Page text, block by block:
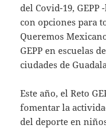
del Covid-19, GEPP
con opciones para
Queremos
GEPP en escuelas
ciudades de
Este año, el Reto
fomentar la
del deporte en